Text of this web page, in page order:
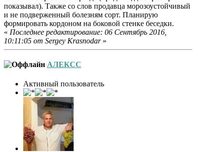
показывал). Также со слов продавца морозоустойчивый
и не подверженный болезням сорт. Планирую
формировать кордоном на боковой стенке беседки.
« Последнее редактирование: 06 Сентябрь 2016,
10:11:05 от Sergey Krasnodar»
АЛЕКСС
Активный пользователь